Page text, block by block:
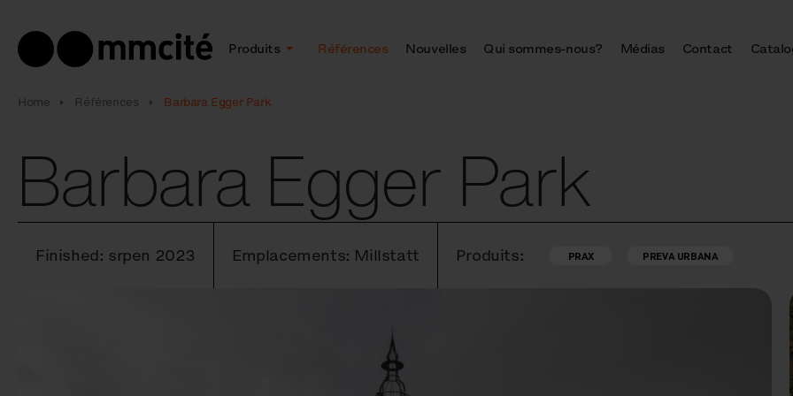
Produits Références Nouvelles Qui sommes-nous? Médias Contact
Home Références Barbara Egger Park
Barbara Egger Park
Finished: srpen 2023 Emplacements: Millstatt Produits: PRAX PREVA URBANA